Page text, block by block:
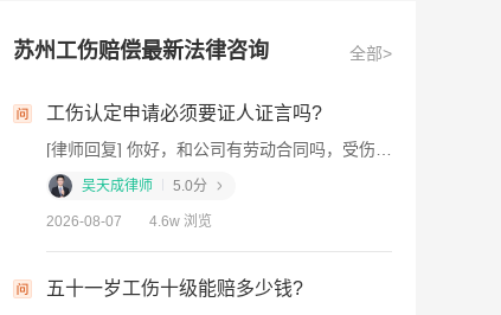
苏州工伤赔偿最新法律咨询 全部>
工伤认定申请必须要证人证言吗?
吴天成律师 5.0分
2026-08-07 4.6w 浏览
五十一岁工伤十级能赔多少钱?